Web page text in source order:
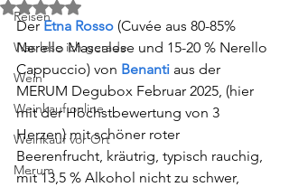
Reisen
Was lese ich gerade
Wein
Weinkauf online
Weinkauf vor Ort
Merum
Mit NaN von 5 Sternen bewertet.
Der Etna Rosso (Cuvée aus 80-85%
Nerello Mascalese und 15-20 % Nerello
Cappuccio) von Benanti aus der
MERUM Degubox Februar 2025, (hier
mit der Höchstbewertung von 3
Herzen) mit schöner roter
Beerenfrucht, kräutrig, typisch rauchig,
mit 13,5 % Alkohol nicht zu schwer,